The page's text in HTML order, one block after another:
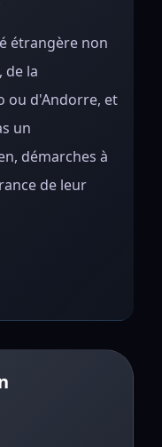
étrangère non
de la
ou d'Andorre, et
un
démarches à
de leur